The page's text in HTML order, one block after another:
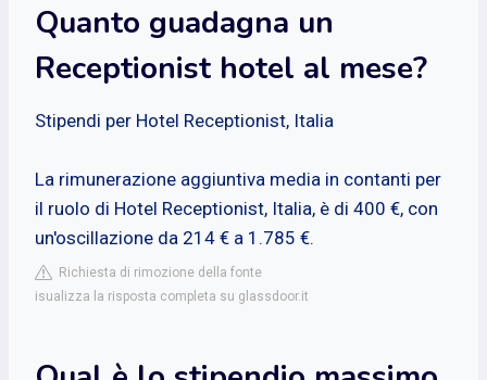
Quanto guadagna un
Receptionist hotel al mese?
Stipendi per Hotel Receptionist, Italia
La rimunerazione aggiuntiva media in contanti per
il ruolo di Hotel Receptionist, Italia, è di 400 €, con
un'oscillazione da 214 € a 1.785 €.
Richiesta di rimozione della fonte
isualizza la risposta completa su glassdoor.it